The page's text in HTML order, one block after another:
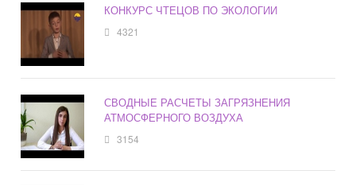
КОНКУРС ЧТЕЦОВ ПО ЭКОЛОГИИ
4321
СВОДНЫЕ РАСЧЕТЫ ЗАГРЯЗНЕНИЯ
АТМОСФЕРНОГО ВОЗДУХА
3154